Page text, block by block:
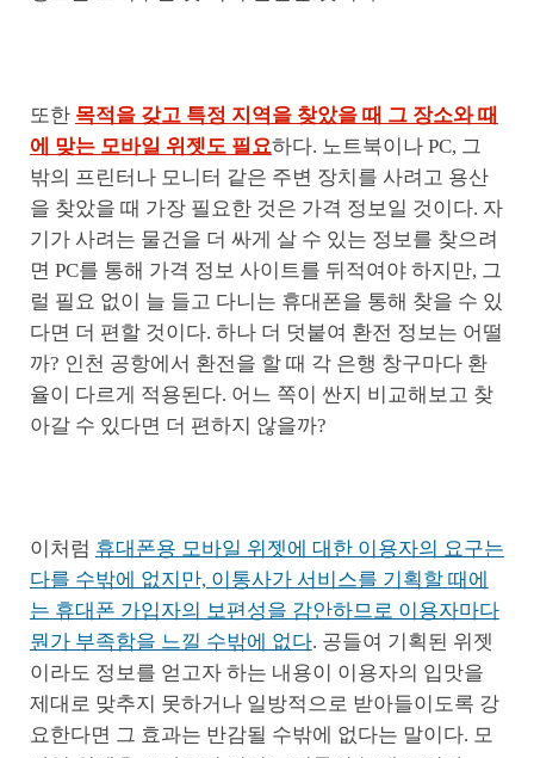
또한 목적을 갖고 특정 지역을 찾았을 때 그 장소와 때
에 맞는 모바일 위젯도 필요하다. 노트북이나 PC, 그
밖의 프린터나 모니터 같은 주변 장치를 사려고 용산
을 찾았을 때 가장 필요한 것은 가격 정보일 것이다. 자
기가 사려는 물건을 더 싸게 살 수 있는 정보를 찾으려
면 PC를 통해 가격 정보 사이트를 뒤적여야 하지만, 그
럴 필요 없이 늘 들고 다니는 휴대폰을 통해 찾을 수 있
다면 더 편할 것이다. 하나 더 덧붙여 환전 정보는 어떨
까? 인천 공항에서 환전을 할 때 각 은행 창구마다 환
율이 다르게 적용된다. 어느 쪽이 싼지 비교해보고 찾
아갈 수 있다면 더 편하지 않을까?
이처럼 휴대폰용 모바일 위젯에 대한 이용자의 요구는
다를 수밖에 없지만, 이통사가 서비스를 기획할 때에
는 휴대폰 가입자의 보편성을 감안하므로 이용자마다
뭔가 부족함을 느낄 수밖에 없다. 공들여 기획된 위젯
이라도 정보를 얻고자 하는 내용이 이용자의 입맛을
제대로 맞추지 못하거나 일방적으로 받아들이도록 강
요한다면 그 효과는 반감될 수밖에 없다는 말이다. 모